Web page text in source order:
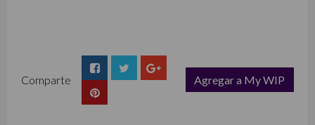
Comparte
Agregar a My WIP